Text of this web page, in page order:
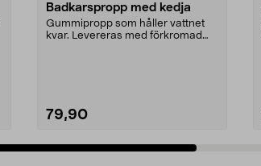
Badkarspropp med kedja
Gummipropp som håller vattnet
kvar. Levereras med förkromad
79,90